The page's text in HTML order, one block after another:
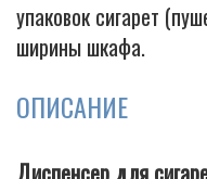
упаковок сигарет
ширины шкафа.
ОПИСАНИЕ
Диспенсер для